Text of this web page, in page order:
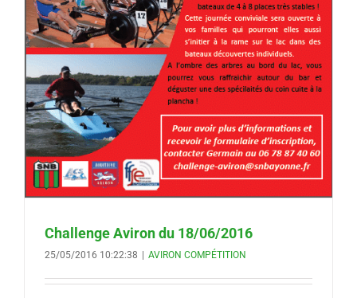
Challenge Aviron du 18/06/2016
25/05/2016 10:22:38 AVIRON COMPÉTITION